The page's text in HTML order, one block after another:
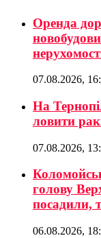
Оренда
07.08.2026,
На
ловити
07.08.2026,
голову
посадили,
06.08.2026,